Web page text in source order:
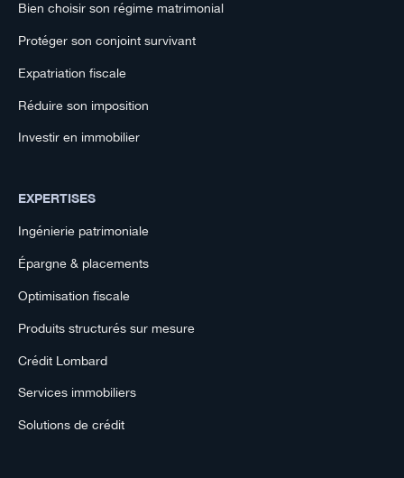
Bien choisir son régime matrimonial
Protéger son conjoint survivant
Expatriation fiscale
Réduire son imposition
Investir en immobilier
EXPERTISES
Ingénierie patrimoniale
Épargne & placements
Optimisation fiscale
Produits structurés sur mesure
Crédit Lombard
Services immobiliers
Solutions de crédit